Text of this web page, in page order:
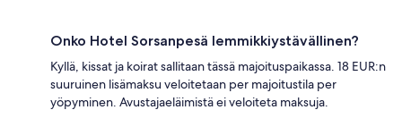
Onko Hotel Sorsanpesä lemmikkiystävällinen?
Kyllä, kissat ja koirat sallitaan tässä majoituspaikassa. 18 EUR:n
suuruinen lisämaksu veloitetaan per majoitustila per
yöpyminen. Avustajaeläimistä ei veloiteta maksuja.